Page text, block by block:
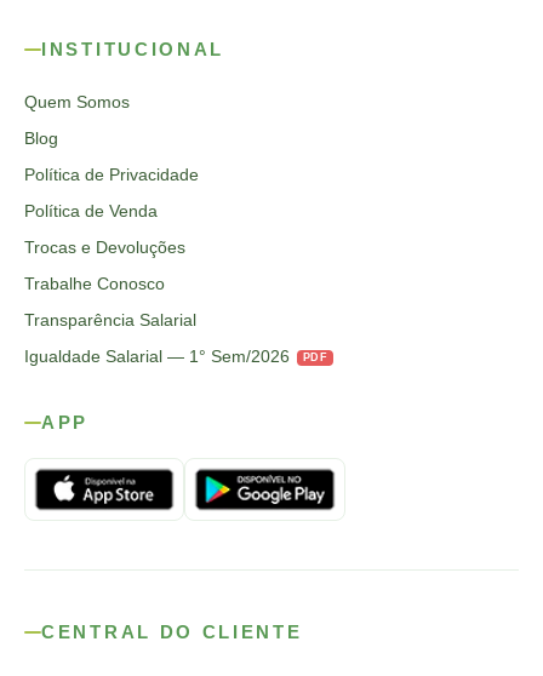
INSTITUCIONAL
Quem Somos
Blog
Política de Privacidade
Política de Venda
Trocas e Devoluções
Trabalhe Conosco
Transparência Salarial
Igualdade Salarial — 1° Sem/2026
PDF
APP
CENTRAL DO CLIENTE